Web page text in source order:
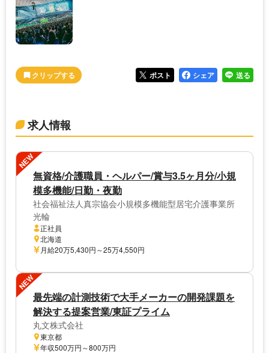
ポスト シェア 送る
求人情報
NEW
無資格/介護職員・ヘルパー/賞与3.5ヶ月分/小規
模多機能/日勤・夜勤
社会福祉法人真宗協会小規模多機能型居宅介護事業所
光輪
正社員
北海道
月給20万5,430円～25万4,550円
NEW
最先端の計測技術で大手メーカーの開発課題を
解決する提案営業/東証プライム
丸文株式会社
東京都
年収500万円～800万円